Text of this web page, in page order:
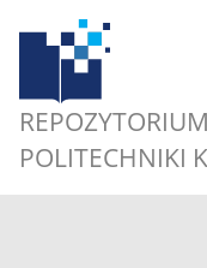
REPOZYTORIUM
POLITECHNIKI